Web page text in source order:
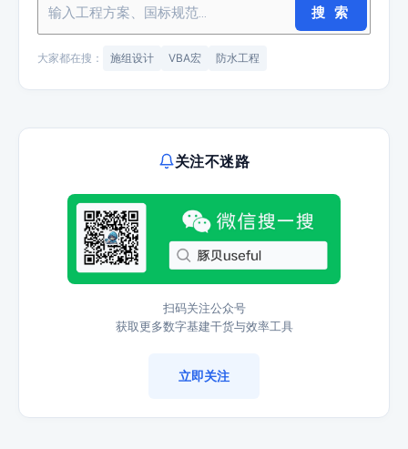
搜 索
大家都在搜： 施组设计 VBA宏 防水工程
关注不迷路
扫码关注公众号
获取更多数字基建干货与效率工具
立即关注